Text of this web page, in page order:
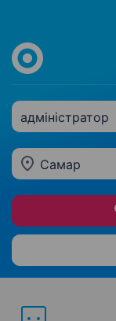
адміністратор
Самар